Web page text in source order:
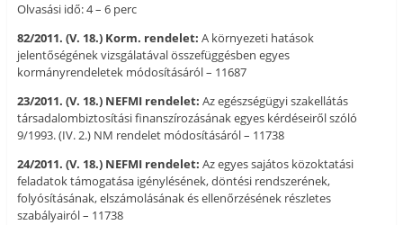
Olvasási idő: 4 – 6 perc
82/2011. (V. 18.) Korm. rendelet: A környezeti hatások
jelentőségének vizsgálatával összefüggésben egyes
kormányrendeletek módosításáról – 11687
23/2011. (V. 18.) NEFMI rendelet: Az egészségügyi szakellátás
társadalombiztosítási finanszírozásának egyes kérdéseiről szóló
9/1993. (IV. 2.) NM rendelet módosításáról – 11738
24/2011. (V. 18.) NEFMI rendelet: Az egyes sajátos közoktatási
feladatok támogatása igénylésének, döntési rendszerének,
folyósításának, elszámolásának és ellenőrzésének részletes
szabályairól – 11738